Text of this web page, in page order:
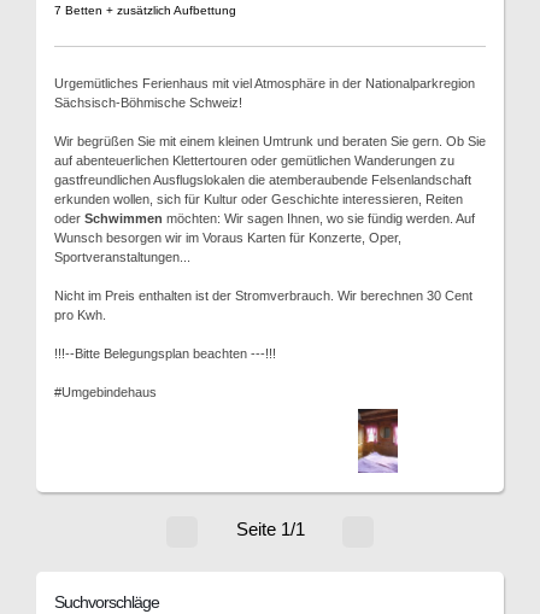
7 Betten + zusätzlich Aufbettung
Urgemütliches Ferienhaus mit viel Atmosphäre in der Nationalparkregion
Sächsisch-Böhmische Schweiz!
Wir begrüßen Sie mit einem kleinen Umtrunk und beraten Sie gern. Ob Sie
auf abenteuerlichen Klettertouren oder gemütlichen Wanderungen zu
gastfreundlichen Ausflugslokalen die atemberaubende Felsenlandschaft
erkunden wollen, sich für Kultur oder Geschichte interessieren, Reiten
oder Schwimmen möchten: Wir sagen Ihnen, wo sie fündig werden. Auf
Wunsch besorgen wir im Voraus Karten für Konzerte, Oper,
Sportveranstaltungen...
Nicht im Preis enthalten ist der Stromverbrauch. Wir berechnen 30 Cent
pro Kwh.
!!!--Bitte Belegungsplan beachten ---!!!
#Umgebindehaus
Seite 1/1
Suchvorschläge